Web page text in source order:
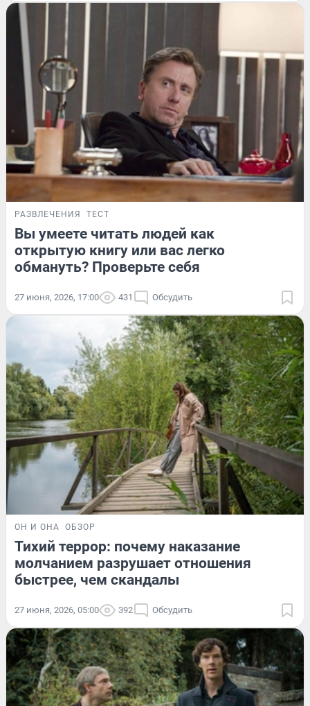
РАЗВЛЕЧЕНИЯ ТЕСТ
Вы умеете читать людей как
открытую книгу или вас легко
обмануть? Проверьте себя
27 июня, 2026, 17:00 431 Обсудить
ОН И ОНА ОБЗОР
Тихий террор: почему наказание
молчанием разрушает отношения
быстрее, чем скандалы
27 июня, 2026, 05:00 392 Обсудить